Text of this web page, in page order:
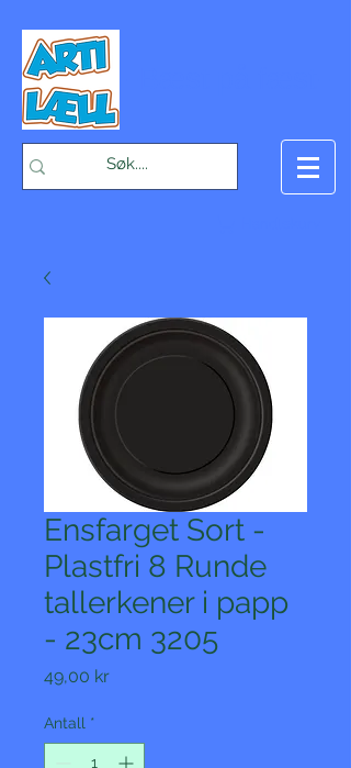
Ensfarget Sort -
Plastfri 8 Runde
tallerkener i papp
- 23cm 3205
49,00 krPris
Antall *